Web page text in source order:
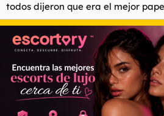
todos dijeron que era el mejor